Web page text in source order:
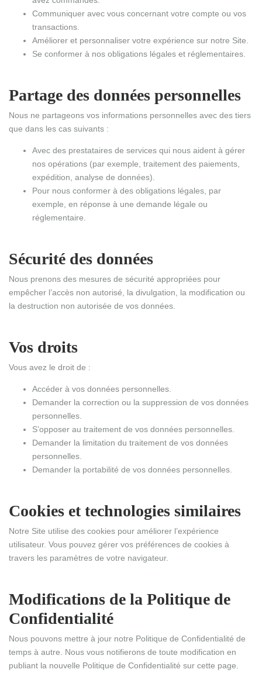
Communiquer avec vous concernant votre compte ou vos
transactions.
Améliorer et personnaliser votre expérience sur notre Site.
Se conformer à nos obligations légales et réglementaires.
Partage des données personnelles
Nous ne partageons vos informations personnelles avec des tiers
que dans les cas suivants :
Avec des prestataires de services qui nous aident à gérer
nos opérations (par exemple, traitement des paiements,
expédition, analyse de données).
Pour nous conformer à des obligations légales, par
exemple, en réponse à une demande légale ou
réglementaire.
Sécurité des données
Nous prenons des mesures de sécurité appropriées pour
empêcher l’accès non autorisé, la divulgation, la modification ou
la destruction non autorisée de vos données.
Vos droits
Vous avez le droit de :
Accéder à vos données personnelles.
Demander la correction ou la suppression de vos données
personnelles.
S’opposer au traitement de vos données personnelles.
Demander la limitation du traitement de vos données
personnelles.
Demander la portabilité de vos données personnelles.
Cookies et technologies similaires
Notre Site utilise des cookies pour améliorer l’expérience
utilisateur. Vous pouvez gérer vos préférences de cookies à
travers les paramètres de votre navigateur.
Modifications de la Politique de
Confidentialité
Nous pouvons mettre à jour notre Politique de Confidentialité de
temps à autre. Nous vous notifierons de toute modification en
publiant la nouvelle Politique de Confidentialité sur cette page.